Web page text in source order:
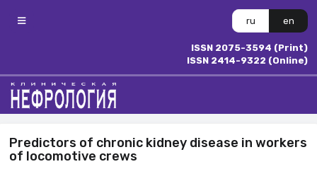
ru en
ISSN 2075-3594 (Print)
ISSN 2414-9322 (Online)
Predictors of chronic kidney disease in workers
of locomotive crews